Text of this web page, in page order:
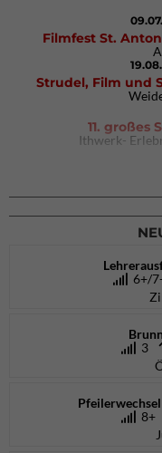
Filmfest St.
Strudel, Film und
11. großes
Ithwerk-
DAV Kletter- &
6+/
3